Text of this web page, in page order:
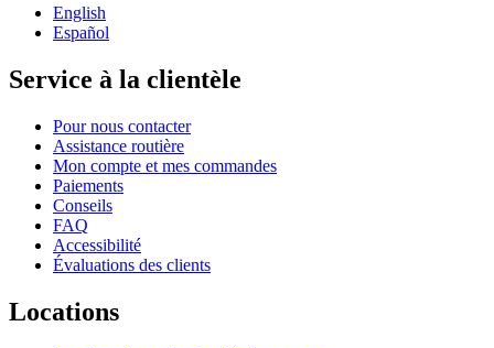
English
Español
Service à la clientèle
Pour nous contacter
Assistance routière
Mon compte et mes commandes
Paiements
Conseils
FAQ
Accessibilité
Évaluations des clients
Locations